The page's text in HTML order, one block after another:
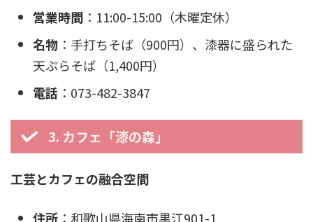
営業時間 ：11:00-15:00（木曜定休）
名物 ：手打ちそば（900円）、漆器に盛られた
天ぷらそば（1,400円）
電話 ：073-482-3847
3. カフェ「漆の森」
工芸とカフェの融合空間
住所 ：和歌山県海南市黒江901-1